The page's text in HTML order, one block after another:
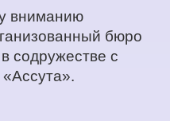
вниманию
бюро
содружестве с